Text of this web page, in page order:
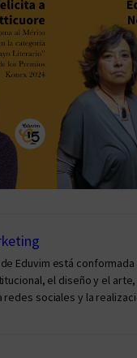
Eduvim está
el diseño y el
sociales y la